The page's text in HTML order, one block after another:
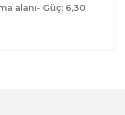
alanı- Güç: 6,30